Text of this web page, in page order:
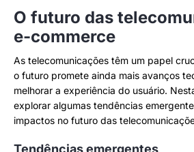
O futuro das
e-commerce
As telecomunicações têm um papel
o futuro promete ainda mais avanços
melhorar a experiência do usuário.
explorar algumas tendências
impactos no futuro das
Tendências emergentes